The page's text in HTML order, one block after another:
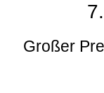
Großer